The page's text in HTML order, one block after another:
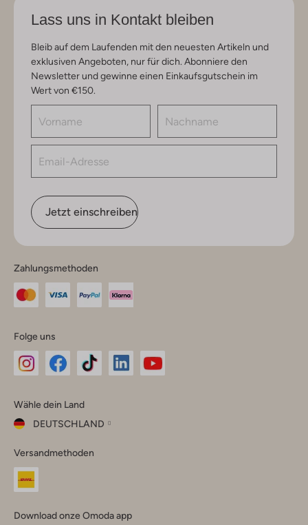
Lass uns in Kontakt bleiben
Bleib auf dem Laufenden mit den neuesten Artikeln und
exklusiven Angeboten, nur für dich. Abonniere den
Newsletter und gewinne einen Einkaufsgutschein im
Wert von €150.
Jetzt einschreiben
Zahlungsmethoden
Folge uns
Instagram
Facebook
TikTok
Wähle dein Land
DEUTSCHLAND
dein
Land
Versandmethoden
Download onze Omoda app